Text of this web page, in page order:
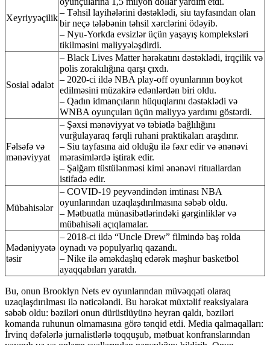
Xeyriyyəçilik
– Təhsil layihələrini dəstəklədi, siu tayfasından olan
bir neçə tələbənin təhsil xərclərini ödəyib.
– Nyu-Yorkda evsizlər üçün yaşayış kompleksləri
tikilməsini maliyyələşdirdi.
Sosial ədalət
– Black Lives Matter hərəkatını dəstəklədi, irqçilik və
polis zorakılığına qarşı çıxdı.
– 2020-ci ildə NBA play-off oyunlarının boykot
edilməsini müzakirə edənlərdən biri oldu.
– Qadın idmançıların hüquqlarını dəstəklədi və
WNBA oyunçuları üçün maliyyə yardımı göstərdi.
Fəlsəfə və
mənəviyyat
– Şəxsi mənəviyyat və təbiətlə bağlılığını
vurğulayaraq fərqli ruhani praktikaları araşdırır.
– Siu tayfasına aid olduğu ilə fəxr edir və ənənəvi
mərasimlərdə iştirak edir.
– Şalğam tüstülənməsi kimi ənənəvi rituallardan
istifadə edir.
Mübahisələr
– COVID-19 peyvəndindən imtinası NBA
oyunlarından uzaqlaşdırılmasına səbəb oldu.
– Mətbuatla münasibətlərindəki gərginliklər və
mübahisəli açıqlamalar.
Mədəniyyətə
təsir
– 2018-ci ildə “Uncle Drew” filmində baş rolda
oynadı və populyarlıq qazandı.
– Nike ilə əməkdaşlıq edərək məşhur basketbol
ayaqqabıları yaratdı.
Bu, onun Brooklyn Nets ev oyunlarından müvəqqəti olaraq
uzaqlaşdırılması ilə nəticələndi. Bu hərəkət müxtəlif reaksiyalara
səbəb oldu: bəziləri onun dürüstlüyünə heyran qaldı, bəziləri
komanda ruhunun olmamasına görə tənqid etdi. Media qalmaqalları:
İrvinq dəfələrlə jurnalistlərlə toqquşub, mətbuat konfranslarından